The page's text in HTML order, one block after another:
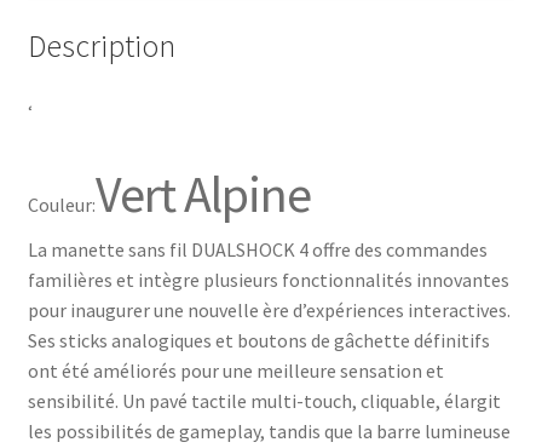
Description
‘
Couleur:Vert Alpine
La manette sans fil DUALSHOCK 4 offre des commandes
familières et intègre plusieurs fonctionnalités innovantes
pour inaugurer une nouvelle ère d’expériences interactives.
Ses sticks analogiques et boutons de gâchette définitifs
ont été améliorés pour une meilleure sensation et
sensibilité. Un pavé tactile multi-touch, cliquable, élargit
les possibilités de gameplay, tandis que la barre lumineuse